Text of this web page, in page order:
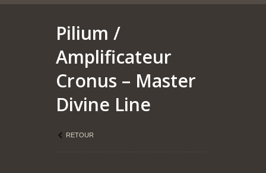
Pilium /
Amplificateur
Cronus – Master
Divine Line
RETOUR